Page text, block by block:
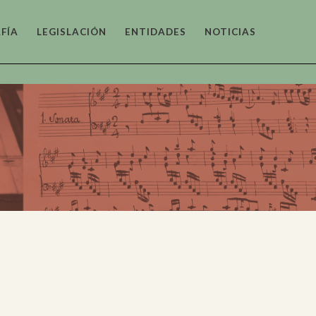
y
LEGISLACIÓN ENTIDADES NOTICIAS